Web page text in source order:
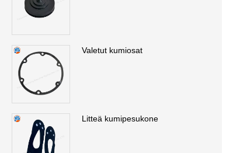
Valetut kumiosat
Litteä kumipesukone